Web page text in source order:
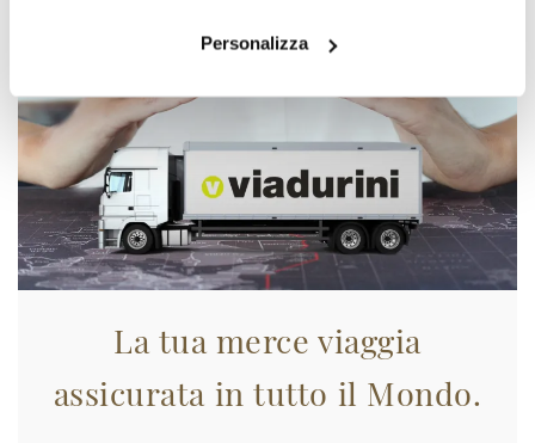
Personalizza
La tua merce viaggia
assicurata in tutto il Mondo.